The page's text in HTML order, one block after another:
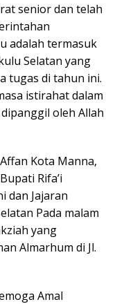
senior dan telah
adalah termasuk
Selatan yang
tugas di tahun ini.
istirahat dalam
oleh Allah
Kota Manna,
Rifa’i
dan Jajaran
Pada malam
yang
Almarhum di Jl.
Amal